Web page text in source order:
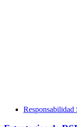
Responsabilidad